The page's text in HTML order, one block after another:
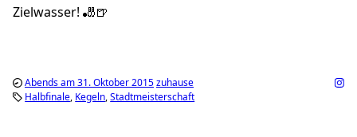
Zielwasser! 🎳🍺
Abends am 31. Oktober 2015zuhause
Halbfinale Kegeln Stadtmeisterschaft